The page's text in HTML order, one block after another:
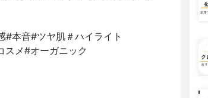
本音#ツヤ肌＃ハイライト
メ #オーガニック